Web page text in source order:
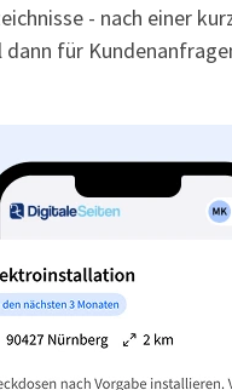
- nach einer
für